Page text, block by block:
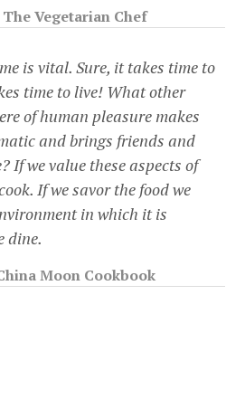
Vegetarian Chef
is vital. Sure, it takes time to
time to live! What other
of human pleasure makes
and brings friends and
If we value these aspects of
If we savor the food we
in which it is
dine.
Moon Cookbook